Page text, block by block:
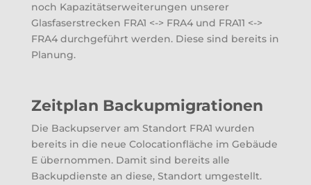
noch Kapazitätserweiterungen unserer
Glasfaserstrecken FRA1 <-> FRA4 und FRA11 <->
FRA4 durchgeführt werden. Diese sind bereits in
Planung.
Zeitplan Backupmigrationen
Die Backupserver am Standort FRA1 wurden
bereits in die neue Colocationfläche im Gebäude
E übernommen. Damit sind bereits alle
Backupdienste an diese, Standort umgestellt.